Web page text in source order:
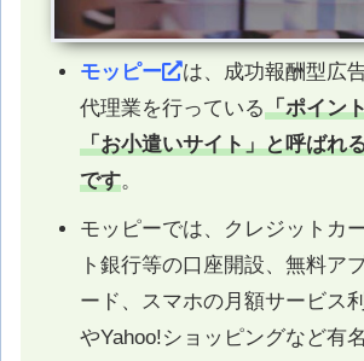
モッピー
は、成功報酬型広
代理業を行っている「ポイン
「お小遣いサイト」と呼ばれ
です。
モッピーでは、クレジットカ
ト銀行等の口座開設、無料ア
ード、スマホの月額サービス
やYahoo!ショッピングなど有